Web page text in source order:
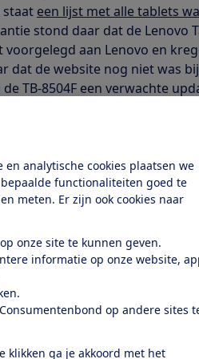
en analytische cookies plaatsen we
functionaliteiten goed te
meten. Er zijn ook cookies naar
onze site te kunnen geven.
informatie op onze website,
op andere sites
klikken ga je akkoord met het
staat een lijst met alle tablets
stond daar dat de Lenovo
aan Lenovo en
dat de website nog niet was
TB-8504F een verwachte
tablets in de lijst?
eventueel de update.
update.
de Android beveiligingsversie
check je zo: ga naar
Beveiligingspatch. De iPad is
kunnen kwaadwillenden via
zonder dat je daar erg in